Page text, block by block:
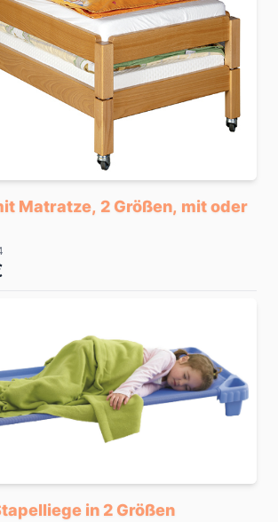
Matratze, 2 Größen, mit oder
in 2 Größen